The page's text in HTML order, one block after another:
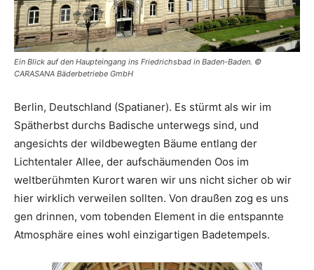
Ein Blick auf den Haupteingang ins Friedrichsbad in Baden-Baden. ©
CARASANA Bäderbetriebe GmbH
Berlin, Deutschland (Spatianer). Es stürmt als wir im
Spätherbst durchs Badische unterwegs sind, und
angesichts der wildbewegten Bäume entlang der
Lichtentaler Allee, der aufschäumenden Oos im
weltberühmten Kurort waren wir uns nicht sicher ob wir
hier wirklich verweilen sollten. Von draußen zog es uns
gen drinnen, vom tobenden Element in die entspannte
Atmosphäre eines wohl einzigartigen Badetempels.